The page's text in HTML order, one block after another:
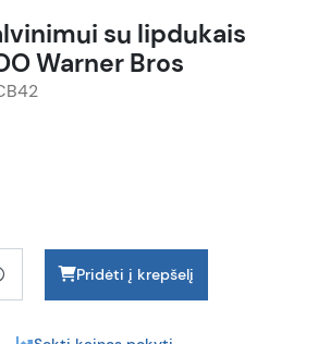
su lipdukais
Warner Bros
Pridėti į krepšelį